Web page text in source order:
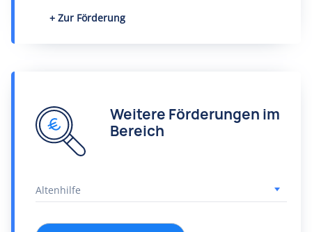
Zur Förderung
Weitere Förderungen im
Bereich